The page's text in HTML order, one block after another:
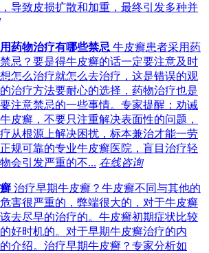
导致皮损扩散和加重，最终引发多种并
药物治疗有哪些禁忌 牛皮癣患者采用药
忌？要是得牛皮癣的话一定要注意及时
怎么治疗就怎么去治疗，这是错误的观
治疗方法要耐心的选择，药物治疗也是
注意禁忌的一些事情。专家提醒：劝诫
皮癣，不要只注重解决表面性的问题，
从根源上解决困扰，标本兼治才能一劳
规可靠的专业牛皮癣医院，盲目治疗轻
会引发严重的不... 在线咨询
治疗早期牛皮癣？牛皮癣不同与其他的
害很严重的，弊端很大的，对于牛皮癣
去尽早的治疗的。牛皮癣初期症状比较
好时机的。对于早期牛皮癣治疗的内
介绍。治疗早期牛皮癣？专家分析如